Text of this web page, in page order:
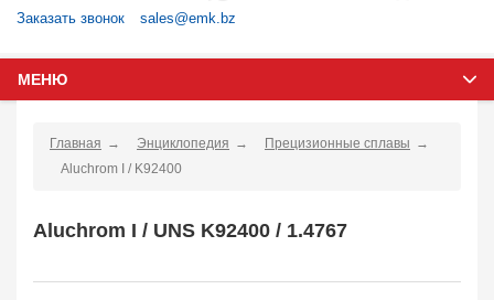
Заказать звонок sales@emk.bz
МЕНЮ
Главная Энциклопедия
Прецизионные сплавы
Aluchrom I / K92400
Aluchrom I / UNS K92400 / 1.4767